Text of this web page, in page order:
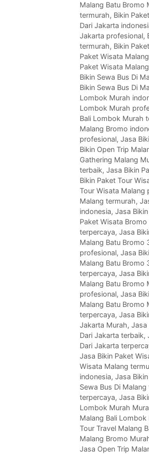
Malang Batu Bromo
termurah, Bikin
Dari Jakarta
Jakarta profesional,
termurah, Bikin
Paket Wisata
Paket Wisata
Bikin Sewa Bus Di
Bikin Sewa Bus Di
Lombok Murah
Lombok Murah
Bali Lombok Murah
Malang Bromo
profesional, Jasa
Bikin Open Trip
Gathering Malang
terbaik, Jasa Bikin
Bikin Paket Tour
Tour Wisata Malang
Malang termurah,
indonesia, Jasa
Paket Wisata Bromo
terpercaya, Jasa
Malang Batu Bromo
profesional, Jasa
Malang Batu Bromo
terpercaya, Jasa
Malang Batu Bromo
profesional, Jasa
Malang Batu Bromo
terpercaya, Jasa
Jakarta Murah, Jasa
Dari Jakarta terbaik,
Dari Jakarta
Jasa Bikin Paket
Wisata Malang
indonesia, Jasa
Sewa Bus Di Malang
terpercaya, Jasa
Lombok Murah
Malang Bali
Tour Travel Malang
Malang Bromo
Jasa Open Trip